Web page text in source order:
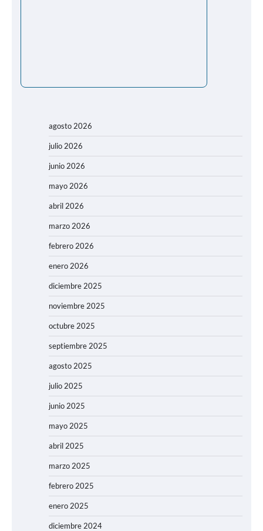
agosto 2026
julio 2026
junio 2026
mayo 2026
abril 2026
marzo 2026
febrero 2026
enero 2026
diciembre 2025
noviembre 2025
octubre 2025
septiembre 2025
agosto 2025
julio 2025
junio 2025
mayo 2025
abril 2025
marzo 2025
febrero 2025
enero 2025
diciembre 2024